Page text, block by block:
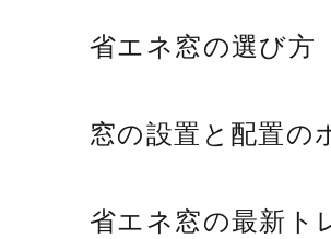
省エネ窓の選び方
窓の設置と配置の
省エネ窓の最新ト